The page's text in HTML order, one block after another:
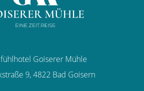
Goiserer Mühle
9,4822 Bad Goisern